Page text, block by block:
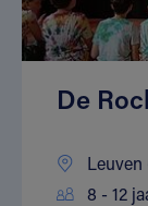
De
8 - 12